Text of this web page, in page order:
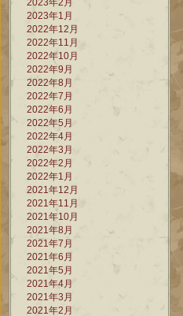
2023年2月
2023年1月
2022年12月
2022年11月
2022年10月
2022年9月
2022年8月
2022年7月
2022年6月
2022年5月
2022年4月
2022年3月
2022年2月
2022年1月
2021年12月
2021年11月
2021年10月
2021年8月
2021年7月
2021年6月
2021年5月
2021年4月
2021年3月
2021年2月